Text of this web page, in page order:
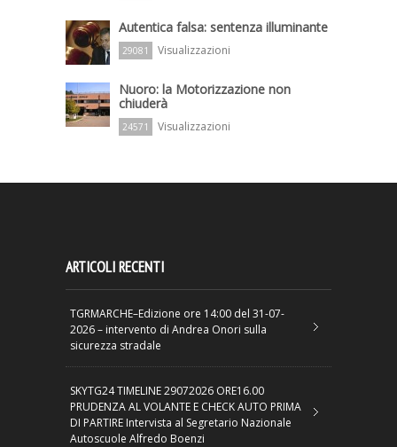
Autentica falsa: sentenza illuminante
29081 Visualizzazioni
Nuoro: la Motorizzazione non
chiuderà
24571 Visualizzazioni
ARTICOLI RECENTI
TGRMARCHE–Edizione ore 14:00 del 31-07-
2026 – intervento di Andrea Onori sulla
sicurezza stradale
SKYTG24 TIMELINE 29072026 ORE16.00
PRUDENZA AL VOLANTE E CHECK AUTO PRIMA
DI PARTIRE Intervista al Segretario Nazionale
Autoscuole Alfredo Boenzi